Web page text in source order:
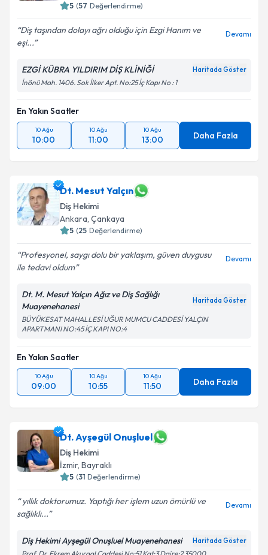
5 (57 Değerlendirme)
Diş taşından dolayı ağrı olduğu için Ezgi Hanım ve
eşi...
Devamı
EZGİ KÜBRA YILDIRIM DİŞ KLİNİĞİ Haritada Göster
İnönü Mah. 1406. Sok İlker Apt. No:25 İç Kapı No : 1
En Yakın Saatler
10 Ağu
10:00
10 Ağu
11:00
10 Ağu
13:00 Daha Fazla
Dt. Mesut Yalçın
Diş Hekimi
Ankara, Çankaya
5 (25 Değerlendirme)
Profesyonel, saygı dolu bir yaklaşım, güven duygusu
ile tedavi oldum
Devamı
Dt. M. Mesut Yalçın Ağız ve Diş Sağlığı
Muayenehanesi
Haritada Göster
BÜYÜKESAT MAHALLESİ UĞUR MUMCU CADDESİ YALÇIN
APARTMANI NO:45 İÇ KAPI NO:4
En Yakın Saatler
10 Ağu
09:00
10 Ağu
10:55
10 Ağu
11:50 Daha Fazla
Dt. Ayşegül Onuşluel
Diş Hekimi
İzmir, Bayraklı
5 (31 Değerlendirme)
yıllık doktorumuz. Yaptığı her işlem uzun ömürlü ve
sağlıklı...
Devamı
Diş Hekimi Ayşegül Onuşluel Muayenehanesi Haritada Göster